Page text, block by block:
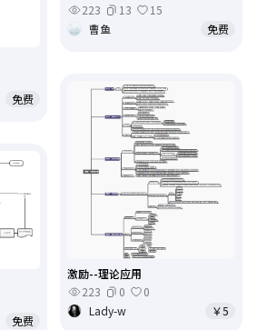
免费
223
13
15
曹鱼
免费
激励--理论应用
223
0
0
Lady-w
￥5
免费